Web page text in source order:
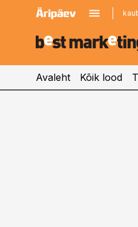
kinnisvarauudised.ee
logistikauudised.ee
Avaleht Kõik lood